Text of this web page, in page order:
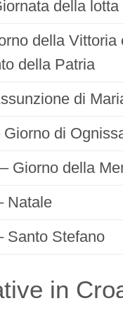
della
della Vittoria
della Patria
di
di
Giorno della
Natale
Santo Stefano
in